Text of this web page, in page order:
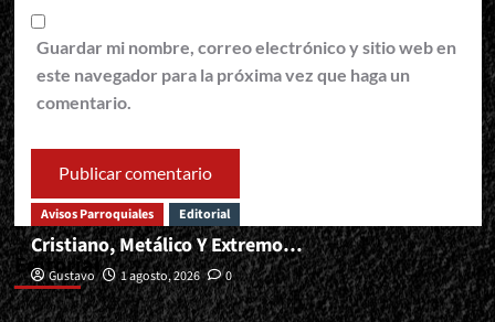
Guardar mi nombre, correo electrónico y sitio web en
este navegador para la próxima vez que haga un
comentario.
Editorial
Avisos Parroquiales Editorial
Cristiano, Metálico Y Extremo…
Gustavo 1 agosto, 2026 0